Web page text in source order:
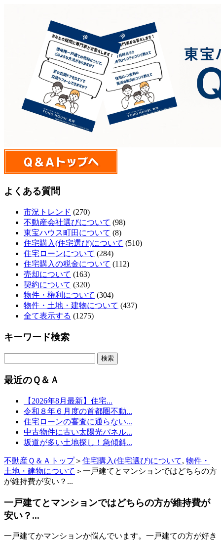
よくある質問
市況トレンド (270)
不動産会社選びについて (98)
東宝ハウス町田について (8)
住宅購入(住宅選び)について (510)
住宅ローンについて (284)
住宅購入の税金について (112)
売却について (163)
契約について (320)
物件・権利について (304)
物件・土地・建物について (437)
全て表示する (1275)
キーワード検索
最近のＱ＆Ａ
【2026年8月最新】住宅...
令和８年６月度の首都圏不動...
住宅ローンの審査に通らない...
中古物件に古い太陽光パネル...
坂道が多い土地探し！急傾斜...
不動産Ｑ＆Ａトップ＞ 住宅購入(住宅選び)について, 物件・
土地・建物について ＞一戸建てとマンションではどちらの方
が維持費が安い？...
一戸建てとマンションではどちらの方が維持費が
安い？...
一戸建てかマンションか悩んでいます。一戸建ての方が好き